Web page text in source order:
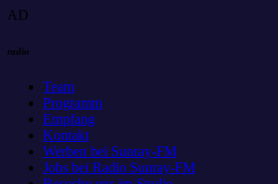
AD
radio
Team
Programm
Empfang
Kontakt
Werben bei Sunray-FM
Jobs bei Radio Sunray-FM